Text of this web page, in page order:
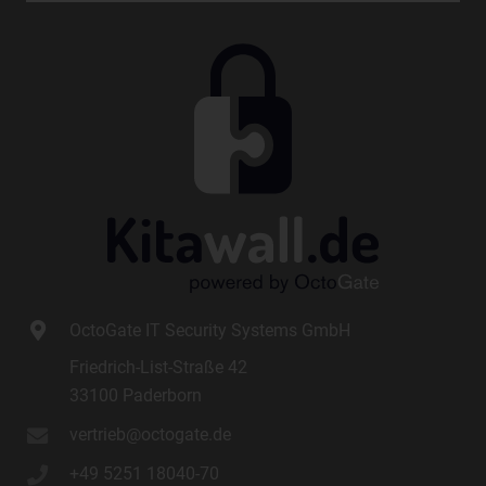
OctoGate IT Security Systems GmbH
Friedrich-List-Straße 42
33100 Paderborn
vertrieb@octogate.de
+49 5251 18040-70
die Cookie-Setzung nicht möglich wären.
Wiedererkennung ist es, den Nutzern die Verwendung unserer
Artikel, die ein Kunde in den virtuellen Warenkorb gelegt hat,
Die betroffene Person kann die Setzung von Cookies durch
Einstellung des genutzten Internetbrowsers verhindern und
Ferner können bereits gesetzte Cookies jederzeit über einen